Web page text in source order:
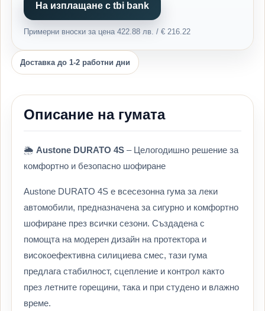
На изплащане с tbi bank
Примерни вноски за цена 422.88 лв. / € 216.22
Доставка до 1-2 работни дни
Описание на гумата
🌦️ Austone DURATO 4S – Целогодишно решение за
комфортно и безопасно шофиране
Austone DURATO 4S е всесезонна гума за леки
автомобили, предназначена за сигурно и комфортно
шофиране през всички сезони. Създадена с
помощта на модерен дизайн на протектора и
високоефективна силициева смес, тази гума
предлага стабилност, сцепление и контрол както
през летните горещини, така и при студено и влажно
време.